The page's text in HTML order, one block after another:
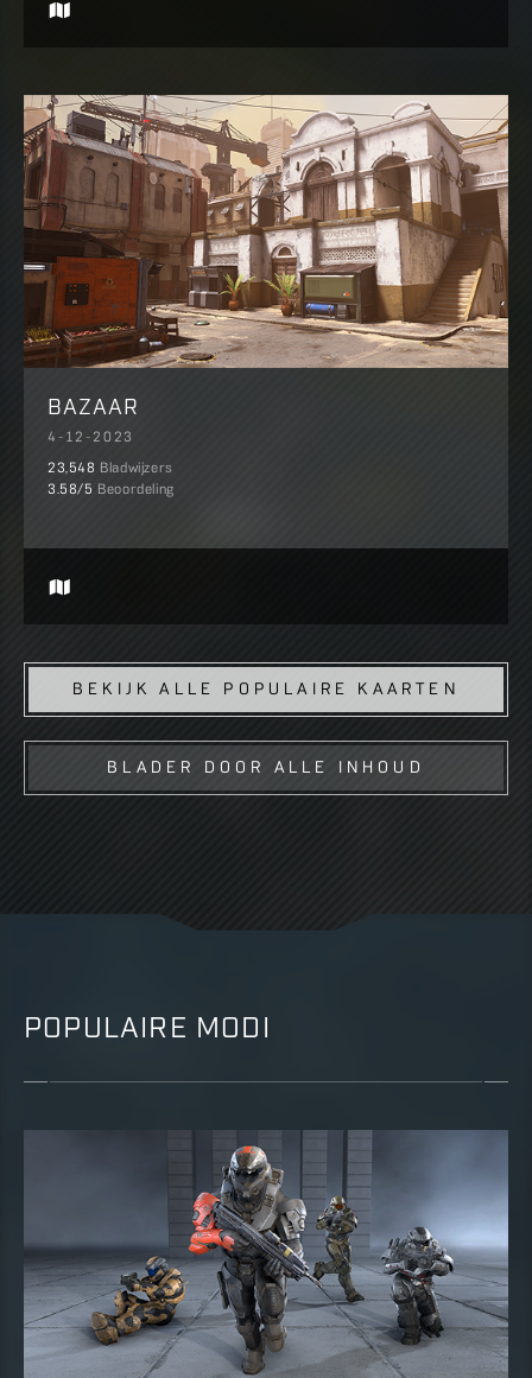
BAZAAR
4-12-2023
23,548 Bladwijzers
3.58/5 Beoordeling
BEKIJK ALLE POPULAIRE KAARTEN
BLADER DOOR ALLE INHOUD
POPULAIRE MODI